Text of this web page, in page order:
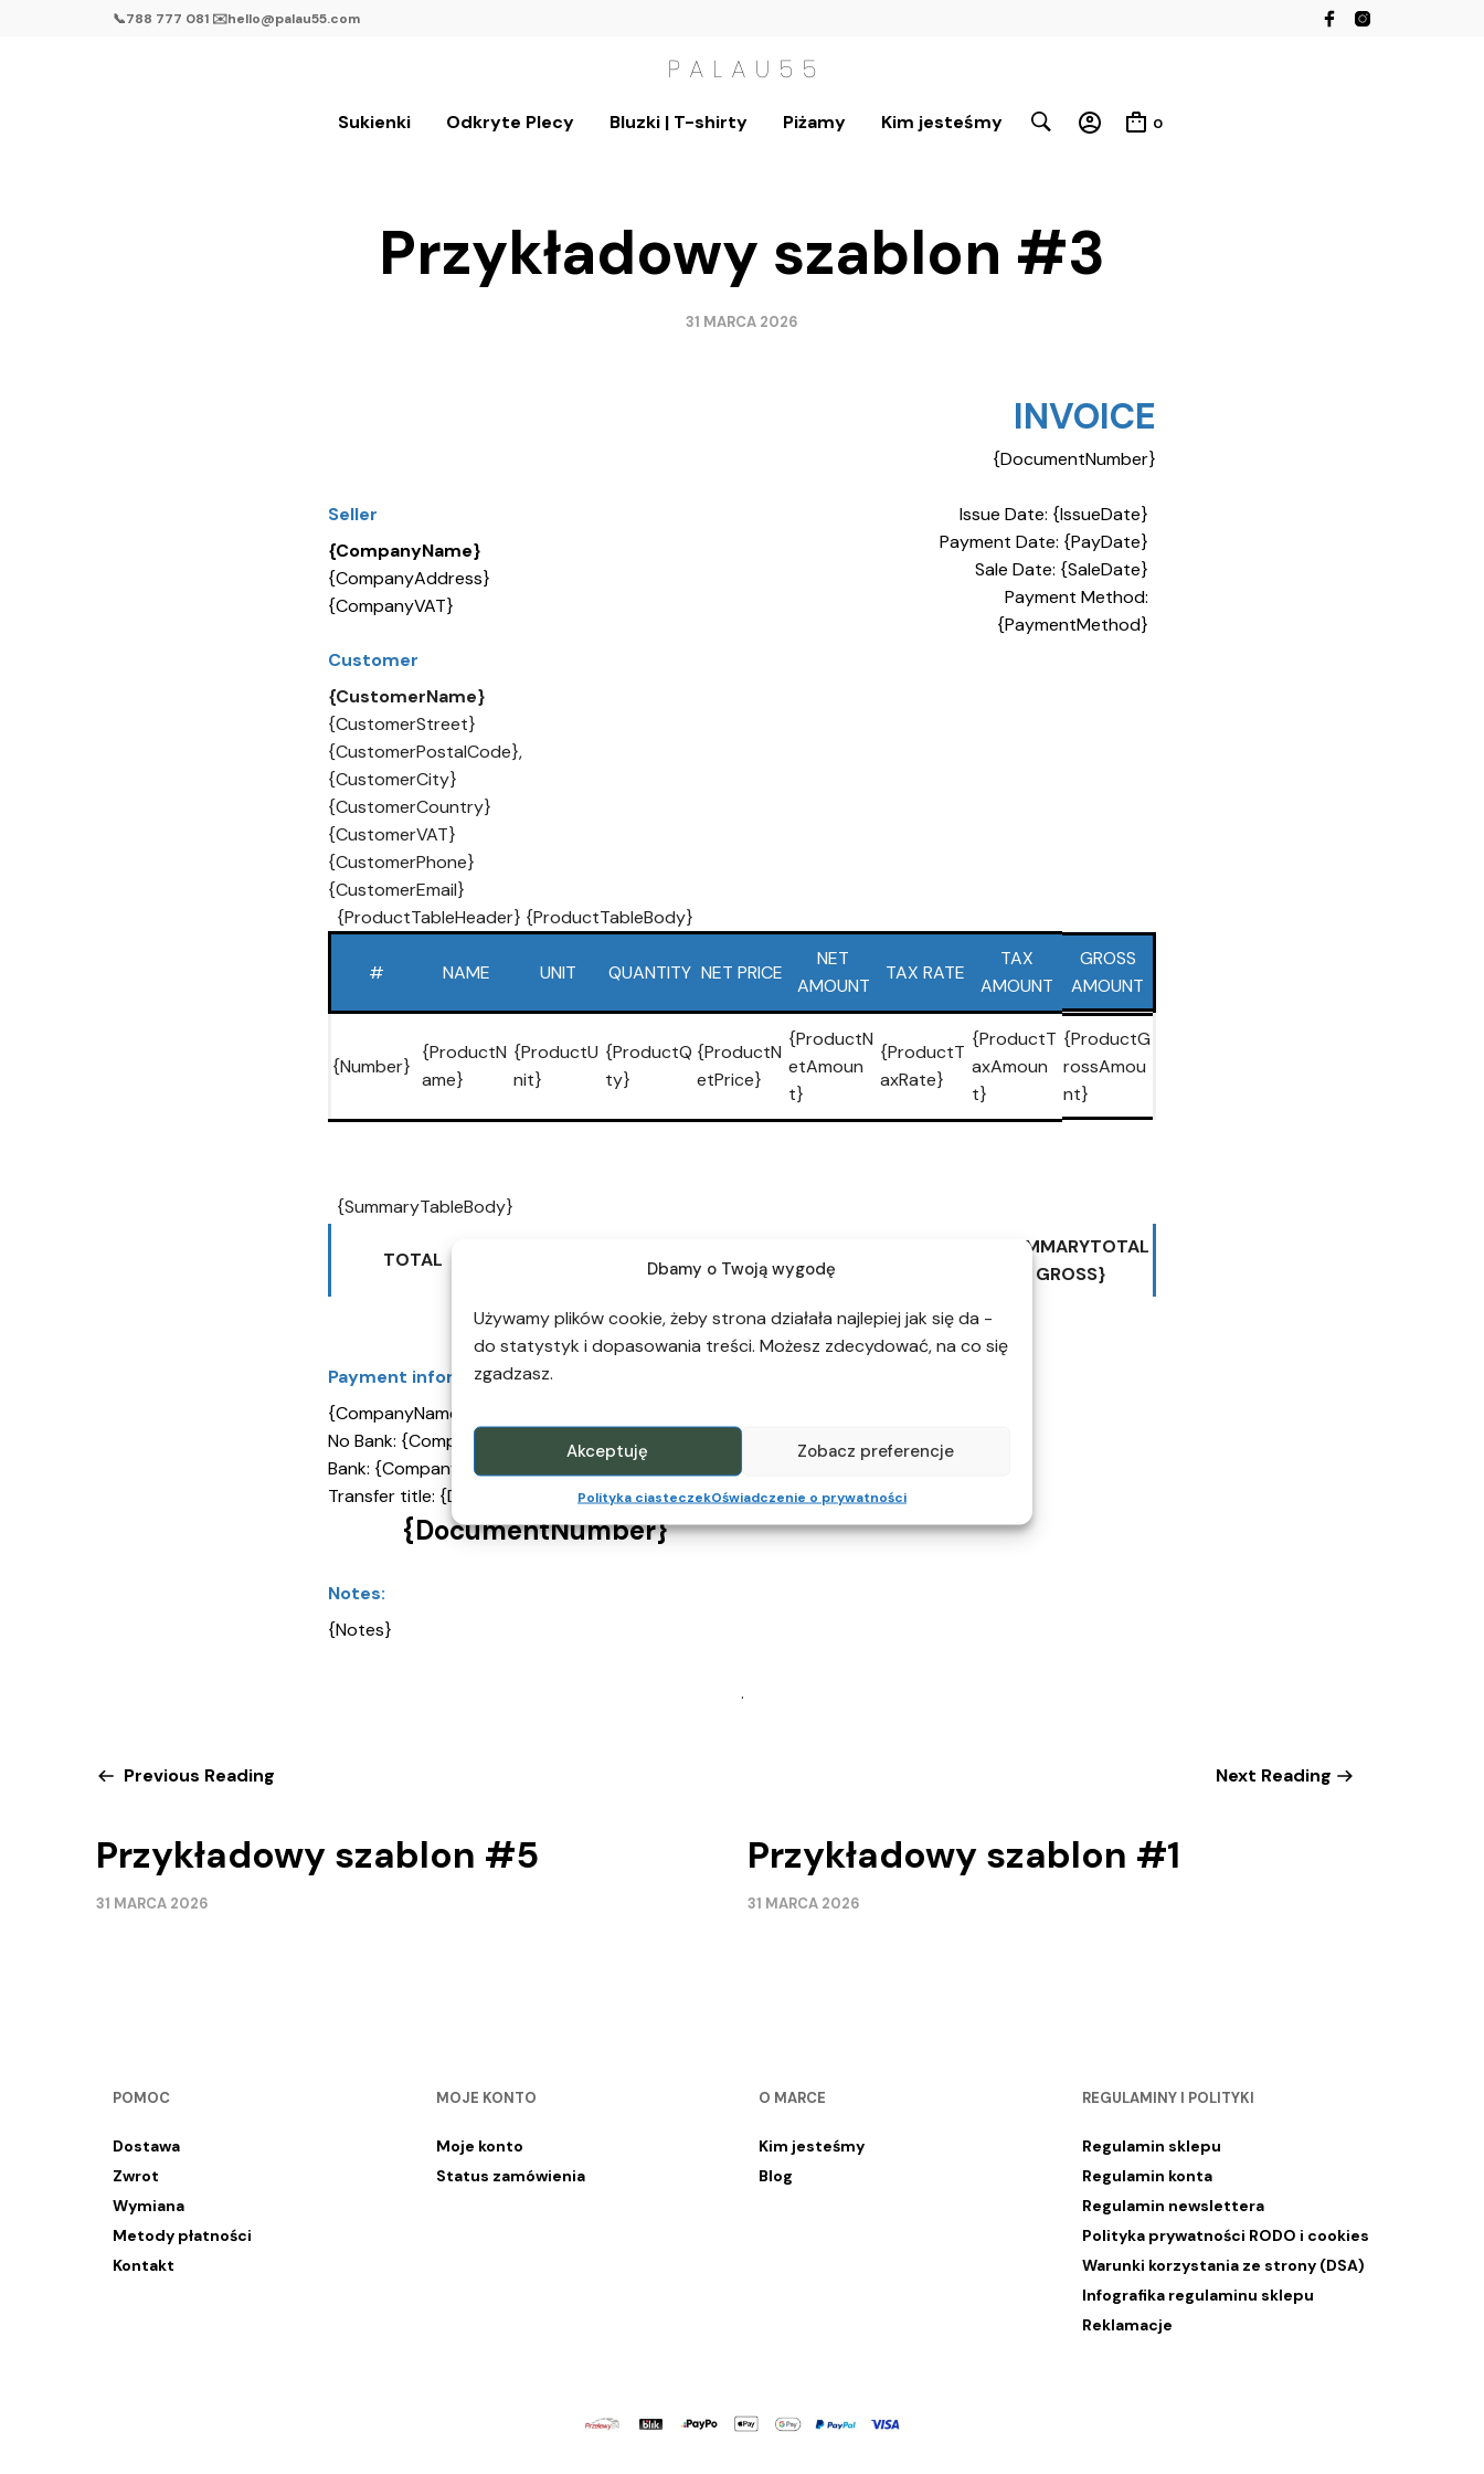
Dbamy o Twoją wygodę
Używamy plików cookie, żeby strona działała najlepiej jak się da -
do statystyk i dopasowania treści. Możesz zdecydować, na co się
zgadzasz.
Akceptuję Zobacz preferencje
Polityka ciasteczekOświadczenie o prywatności
📞788 777 081 ✉️hello@palau55.com
Sukienki Odkryte Plecy Bluzki | T-shirty Piżamy Kim jesteśmy 0
Przykładowy szablon #3
31 MARCA 2026
INVOICE
{DocumentNumber}
Seller
{CompanyName}
{CompanyAddress}
{CompanyVAT}
Customer
{CustomerName}
{CustomerStreet}
{CustomerPostalCode},
{CustomerCity}
{CustomerCountry}
{CustomerVAT}
{CustomerPhone}
{CustomerEmail}
Issue Date: {IssueDate}
Payment Date: {PayDate}
Sale Date: {SaleDate}
Payment Method:
{PaymentMethod}
{ProductTableHeader} {ProductTableBody}
# NAME UNIT QUANTITY NET PRICE
NET
AMOUNT
TAX RATE
TAX
AMOUNT
GROSS
AMOUNT
{Number}
{ProductN
ame}
{ProductU
nit}
{ProductQ
ty}
{ProductN
etPrice}
{ProductN
etAmoun
t}
{ProductT
axRate}
{ProductT
axAmoun
t}
{ProductG
rossAmou
nt}
{SummaryTableBody}
TOTAL TAX NAME
{SUMMARYTOTAL
GROSS}
Payment information
{CompanyName}
No Bank: {CompanyBankAccount}
Bank: {CompanyBankName}
Transfer title: {DocumentNumber}
{DocumentNumber}
Notes:
{Notes}
.
Previous Reading
Przykładowy szablon #5
31 MARCA 2026
Next Reading
Przykładowy szablon #1
31 MARCA 2026
POMOC
Dostawa
Zwrot
Wymiana
Metody płatności
Kontakt
MOJE KONTO
Moje konto
Status zamówienia
O MARCE
Kim jesteśmy
Blog
REGULAMINY I POLITYKI
Regulamin sklepu
Regulamin konta
Regulamin newslettera
Polityka prywatności RODO i cookies
Warunki korzystania ze strony (DSA)
Infografika regulaminu sklepu
Reklamacje